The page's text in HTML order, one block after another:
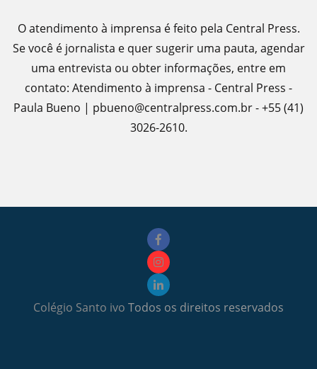
O atendimento à imprensa é feito pela Central Press.
Se você é jornalista e quer sugerir uma pauta, agendar
uma entrevista ou obter informações, entre em
contato: Atendimento à imprensa - Central Press -
Paula Bueno | pbueno@centralpress.com.br - +55 (41)
3026-2610.
Colégio Santo ivo Todos os direitos reservados